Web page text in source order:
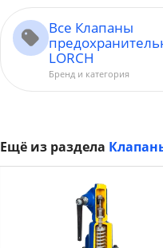
Все Клапаны
LORCH
Бренд и категория
Ещё из раздела